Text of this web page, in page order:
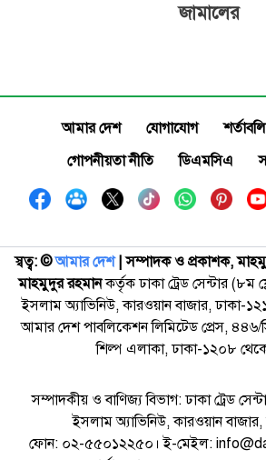
জামালের
আমার দেশ যোগাযোগ
গোপনীয়তা নীতি
ডিএমসিএ
স্বত্ব: ©️আমার দেশ| সম্পাদক ও প্রকাশক,
মাহমুদুর রহমানকর্তৃক ঢাকা ট্রেড সেন্টার
ইসলাম অ্যাভিনিউ, কারওয়ান বাজার, ঢাকা-
আমার দেশ পাবলিকেশন লিমিটেড প্রেস,
শিল্প এলাকা, ঢাকা-১২০৮
সম্পাদকীয় ও বাণিজ্য বিভাগ: ঢাকা ট্রেড
ইসলাম অ্যাভিনিউ, কারওয়ান
ফোন: ০২-৫৫০১২২৫০। ই-মেইল: